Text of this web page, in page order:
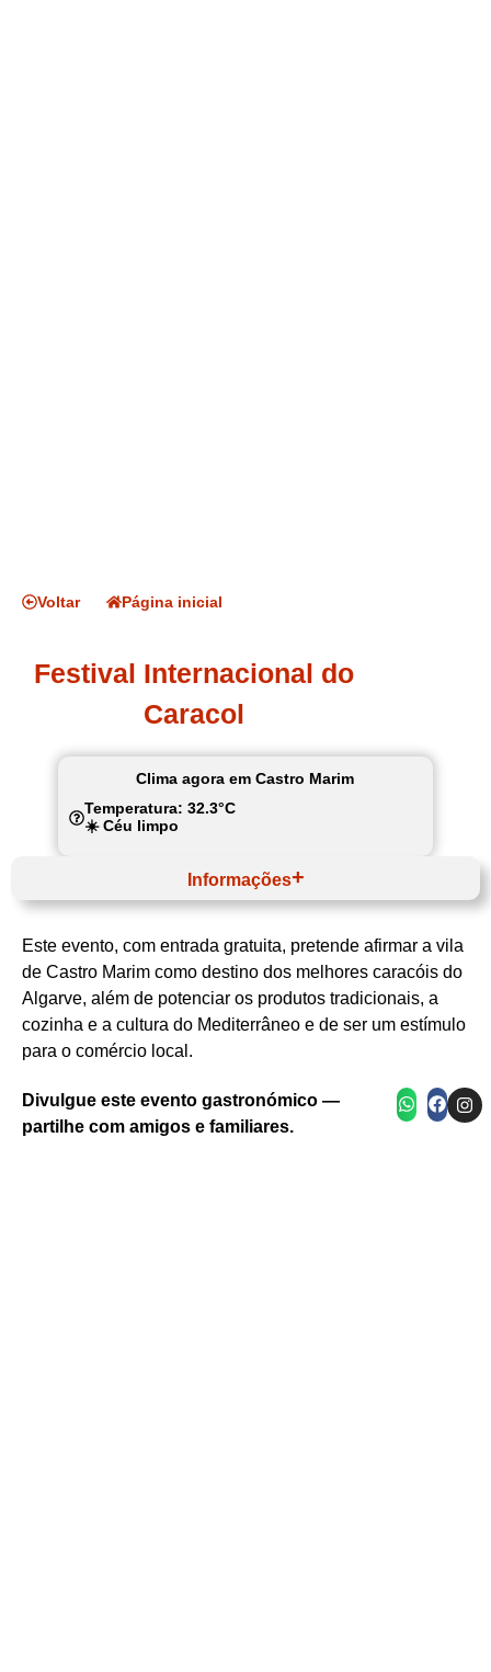
Voltar Página inicial
Festival Internacional do
Caracol
Este evento, com entrada gratuita, pretende afirmar a vila
de Castro Marim como destino dos melhores caracóis do
Algarve, além de potenciar os produtos tradicionais, a
cozinha e a cultura do Mediterrâneo e de ser um estímulo
para o comércio local.
Internacional do Caracol
Pratos tradicionais com caracóis e favas no festival
Internacional do Caracol
Internacional do Caracol
Divulgue este evento gastronómico —
partilhe com amigos e familiares.
Clima agora em Castro Marim
Temperatura: 32.3°C
☀️ Céu limpo
Informações
Algarve
Algarve
Castro Marim
Câmara Municipal de Castro Marim
Gastronomia / Sal local